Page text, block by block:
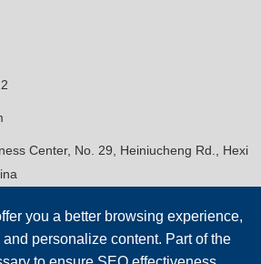
Center, No. 29, Heiniucheng Rd., Hexi
you a better browsing experience,
personalize content. Part of the